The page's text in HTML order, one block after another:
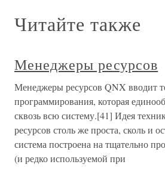
Читайте также
Менеджеры ресурсов
Менеджеры ресурсов QNX вводит
программирования, которая
сквозь всю систему.[41] Идея
ресурсов столь же проста, сколь и
система построена на тщательно
(и редко используемой при